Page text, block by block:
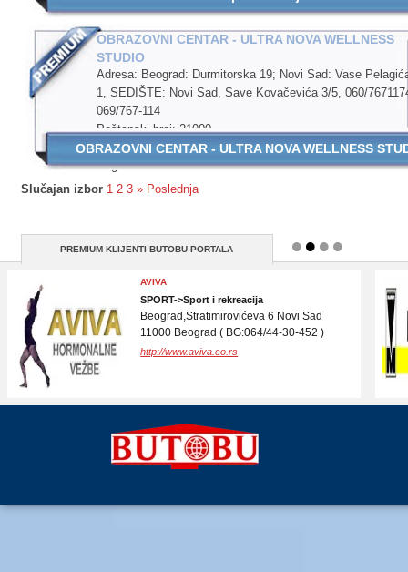
OBRAZOVNI CENTAR - ULTRA NOVA WELLNESS
STUDIO
Adresa: Beograd: Durmitorska 19; Novi Sad: Vase
1, SEDIŠTE: Novi Sad, Save Kovačevića 3/5, 060/
069/767-114
Poštanski broj: 21000
Okrug: Južno-bački
Region:
OBRAZOVNI CENTAR - ULTRA NOVA WELLNESS
Slučajan izbor 1 2 3 » Poslednja
PREMIUM KLIJENTI BUTOBU PORTALA
i Internet
IT->Internet